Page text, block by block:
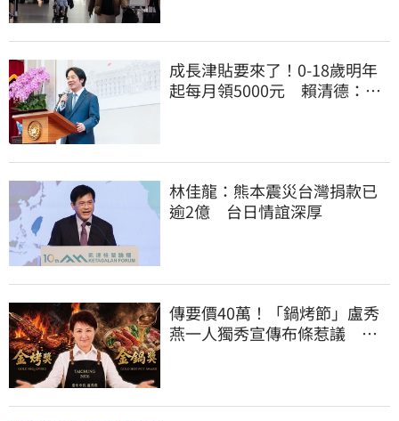
成長津貼要來了！0-18歲明年
起每月領5000元 賴清德：此
林佳龍：熊本震災台灣捐款已
逾2億 台日情誼深厚
傳要價40萬！「鍋烤節」盧秀
燕一人獨秀宣傳布條惹議 台